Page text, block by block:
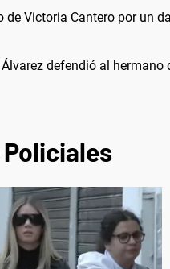
de Victoria Cantero por un
defendió al
Policiales